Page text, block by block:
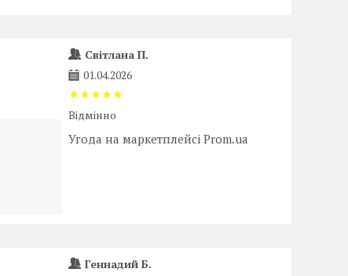
Світлана П.
01.04.2026
Відмінно
Угода на маркетплейсі Prom.ua
Геннадий Б.